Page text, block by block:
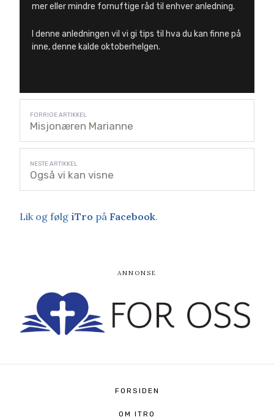
mer eller mindre fornuftige råd til enhver anledning.
I denne anledningen vil vi gi tips til hva du kan finne på
inne, denne kalde oktoberhelgen.
Misjonæren Marianne
Også vi kan visne
Lik og følg iTro på Facebook.
FORSIDEN
OM ITRO